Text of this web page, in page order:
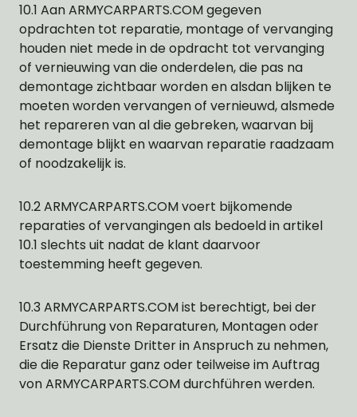
10.1 Aan ARMYCARPARTS.COM gegeven
opdrachten tot reparatie, montage of vervanging
houden niet mede in de opdracht tot vervanging
of vernieuwing van die onderdelen, die pas na
demontage zichtbaar worden en alsdan blijken te
moeten worden vervangen of vernieuwd, alsmede
het repareren van al die gebreken, waarvan bij
demontage blijkt en waarvan reparatie raadzaam
of noodzakelijk is.
10.2 ARMYCARPARTS.COM voert bijkomende
reparaties of vervangingen als bedoeld in artikel
10.1 slechts uit nadat de klant daarvoor
toestemming heeft gegeven.
10.3 ARMYCARPARTS.COM ist berechtigt, bei der
Durchführung von Reparaturen, Montagen oder
Ersatz die Dienste Dritter in Anspruch zu nehmen,
die die Reparatur ganz oder teilweise im Auftrag
von ARMYCARPARTS.COM durchführen werden.